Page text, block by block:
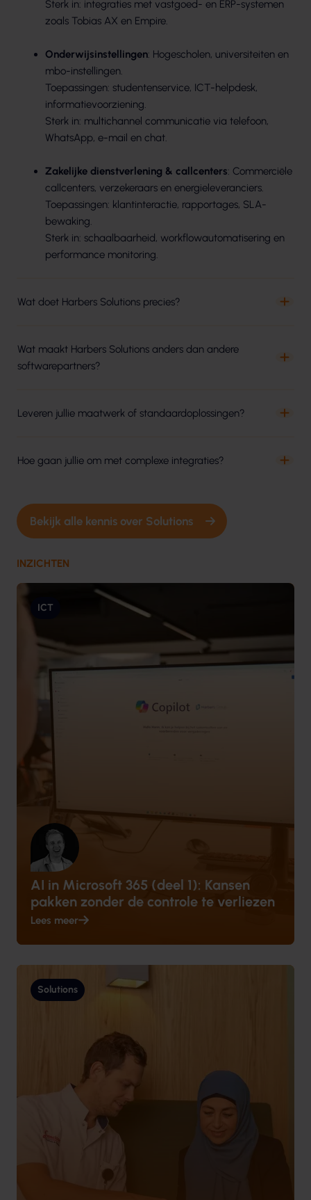
Sterk in: integraties met vastgoed- en ERP-systemen
zoals Tobias AX en Empire.
Onderwijsinstellingen: Hogescholen, universiteiten en
mbo-instellingen.
Toepassingen: studentenservice, ICT-helpdesk,
informatievoorziening.
Sterk in: multichannel communicatie via telefoon,
WhatsApp, e-mail en chat.
Zakelijke dienstverlening & callcenters: Commerciële
callcenters, verzekeraars en energieleveranciers.
Toepassingen: klantinteractie, rapportages, SLA-
bewaking.
Sterk in: schaalbaarheid, workflowautomatisering en
performance monitoring.
Wat doet Harbers Solutions precies?
Wat maakt Harbers Solutions anders dan andere
softwarepartners?
Leveren jullie maatwerk of standaardoplossingen?
Hoe gaan jullie om met complexe integraties?
Bekijk alle kennis over Solutions
INZICHTEN
ICT
AI in Microsoft 365 (deel 1): Kansen
pakken zonder de controle te verliezen
Lees meer
Solutions